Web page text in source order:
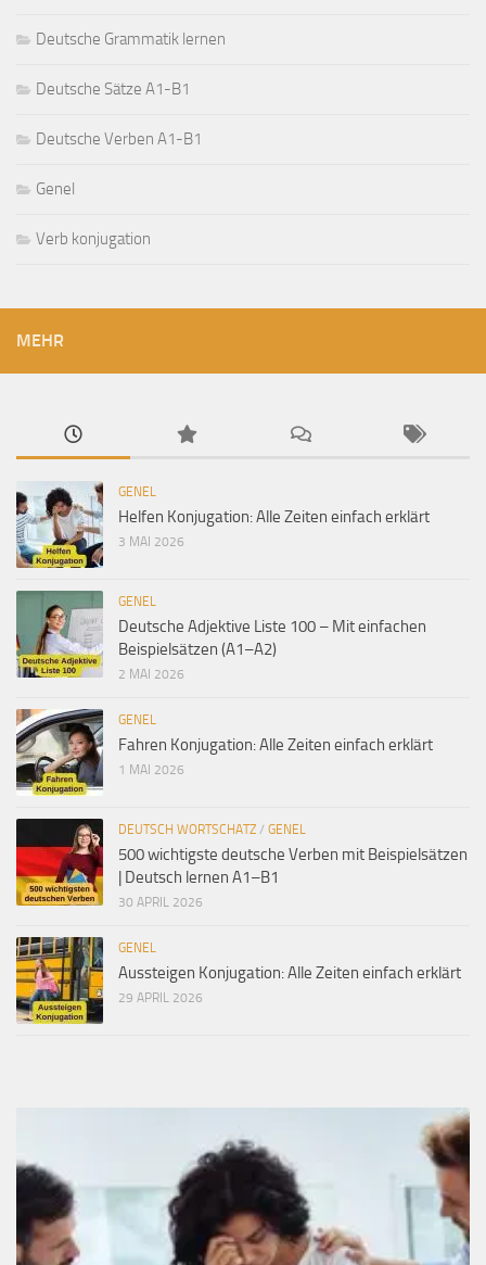
Deutsche Grammatik lernen
Deutsche Sätze A1-B1
Deutsche Verben A1-B1
Genel
Verb konjugation
MEHR
GENEL
Helfen Konjugation: Alle Zeiten einfach erklärt
3 MAI 2026
GENEL
Deutsche Adjektive Liste 100 – Mit einfachen
Beispielsätzen (A1–A2)
2 MAI 2026
GENEL
Fahren Konjugation: Alle Zeiten einfach erklärt
1 MAI 2026
DEUTSCH WORTSCHATZ / GENEL
500 wichtigste deutsche Verben mit Beispielsätzen
| Deutsch lernen A1–B1
30 APRIL 2026
GENEL
Aussteigen Konjugation: Alle Zeiten einfach erklärt
29 APRIL 2026